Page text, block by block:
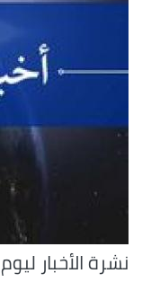
نشرة الأخبار ليوم 30/06/2026